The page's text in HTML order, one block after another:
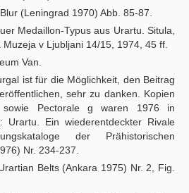
(Leningrad 1970) Abb. 85-87.
Medaillon-Typus aus Urartu. Situla,
v Ljubljani 14/15, 1974, 45 ff.
Van.
ist für die Möglichkeit, den Beitrag
sehr zu danken. Kopien
Pectorale g waren 1976 in
Urartu. Ein wiederentdeckter Rivale
der Prähistorischen
Nr. 234-237.
Belts (Ankara 1975) Nr. 2, Fig.